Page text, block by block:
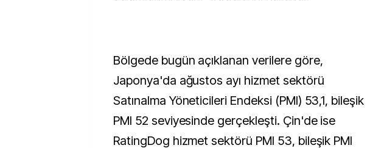
Bölgede bugün açıklanan verilere göre,
Japonya'da ağustos ayı hizmet sektörü
Satınalma Yöneticileri Endeksi (PMI) 53,1, bileşik
PMI 52 seviyesinde gerçekleşti. Çin'de ise
RatingDog hizmet sektörü PMI 53, bileşik PMI